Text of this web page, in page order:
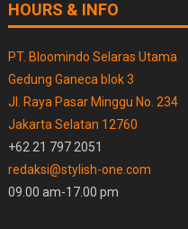
HOURS & INFO
PT. Bloomindo Selaras Utama
Gedung Ganeca blok 3
Jl. Raya Pasar Minggu No. 234
Jakarta Selatan 12760
+62 21 797 2051
redaksi@stylish-one.com
09.00 am-17.00 pm